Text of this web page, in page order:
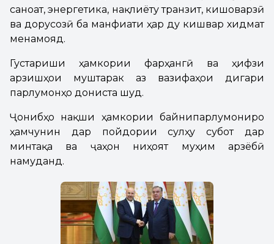
саноат, энергетика, нақлиёту транзит, кишоварзӣ
ва дорусозӣ ба манфиати ҳар ду кишвар хидмат
менамояд.
Густариши ҳамкории фарҳангӣ ва ҳифзи
арзишҳои муштарак аз вазифаҳои дигари
парлумонҳо дониста шуд.
Ҷонибҳо нақши ҳамкории байнипарлумониро
ҳамчунин дар пойдории сулҳу субот дар
минтақа ва ҷаҳон ниҳоят муҳим арзёбӣ
намуданд.